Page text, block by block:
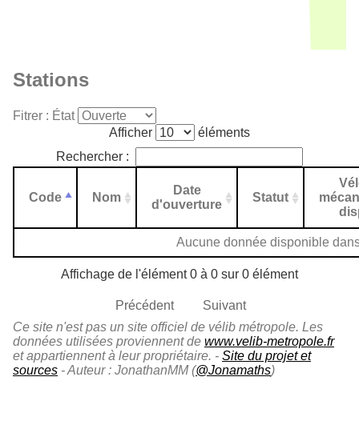
Stations
Fitrer : État
Afficher
éléments
Rechercher :
Code Nom
Date
d'ouverture
Statut
Aucune donnée disponible
Affichage de l'élément 0 à 0 sur 0 élément
Précédent
Suivant
Ce site n'est pas un site officiel de vélib métropole. Les
données utilisées proviennent de www.velib-metropole.fr
et appartiennent à leur propriétaire. - Site du projet et
sources - Auteur : JonathanMM (@Jonamaths)